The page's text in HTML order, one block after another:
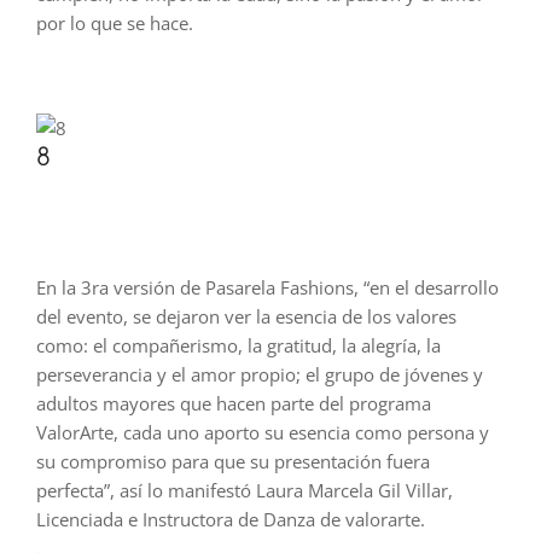
por lo que se hace.
8
En la 3ra versión de Pasarela Fashions, “en el desarrollo
del evento, se dejaron ver la esencia de los valores
como: el compañerismo, la gratitud, la alegría, la
perseverancia y el amor propio; el grupo de jóvenes y
adultos mayores que hacen parte del programa
ValorArte, cada uno aporto su esencia como persona y
su compromiso para que su presentación fuera
perfecta”, así lo manifestó Laura Marcela Gil Villar,
Licenciada e Instructora de Danza de valorarte.